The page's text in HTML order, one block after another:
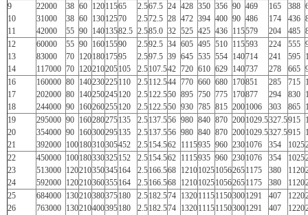
9
10
11
22000
31000
42000
38
38
55
60
60
90
120
130
140
115
125
135
65
70
82.5
2.5
2.5
2.5
67.5
72.5
85.0
24
28
32
428
472
525
350
394
425
356
400
436
90
90
115
469
486
579
165
174
204
388
436
485
12
13
14
60000
83000
117000
55
70
70
90
120
120
160
180
210
155
175
205
90
95
105
2.5
2.5
2.5
92.5
97.5
107.5
34
39
42
605
645
720
495
535
610
510
554
629
115
140
140
593
714
737
224
241
278
555
595
665
16
17
18
160000
202000
244000
80
80
90
140
140
160
230
250
260
225
245
255
110
120
120
2.5
2.5
2.5
112.5
122.5
122.5
44
50
50
770
895
930
660
750
785
680
775
815
170
170
200
851
877
1006
285
294
303
715
830
865
19
20
21
295000
354000
392000
90
90
100
160
160
180
280
300
310
275
295
305
135
135
452
2.5
2.5
2.5
137.5
137.5
154.5
56
56
62
980
980
1115
840
840
935
870
870
960
200
200
230
1029.5
1029.5
1076
327.5
327.5
354
915
915
1025
22
23
24
450000
513000
592000
100
120
120
180
210
210
330
350
360
325
345
355
152
164
164
2.5
2.5
2.5
154.5
166.5
166.5
62
68
68
1115
1210
1210
935
1025
1025
960
1056
1056
230
265
265
1076
1175
1175
354
380
380
1025
1120
1120
25
26
684000
763000
130
130
210
210
380
400
375
395
180
180
2.5
2.5
182.5
182.5
74
74
1320
1320
1115
1115
1150
1150
300
300
1291
1291
407
407
1220
1220